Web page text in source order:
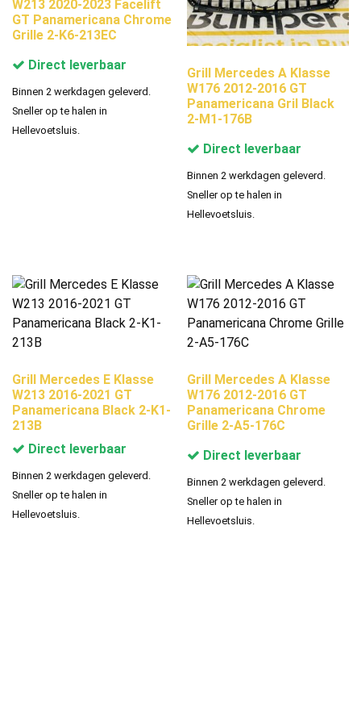
W213 2020-2023 Facelift
GT Panamericana Chrome
Grille 2-K6-213EC
Direct leverbaar
Binnen 2 werkdagen geleverd.
Sneller op te halen in
Hellevoetsluis.
Grill Mercedes A Klasse
W176 2012-2016 GT
Panamericana Gril Black
2-M1-176B
Direct leverbaar
Binnen 2 werkdagen geleverd.
Sneller op te halen in
Hellevoetsluis.
Grill Mercedes E Klasse
W213 2016-2021 GT
Panamericana Black 2-K1-
213B
Direct leverbaar
Binnen 2 werkdagen geleverd.
Sneller op te halen in
Hellevoetsluis.
Grill Mercedes A Klasse
W176 2012-2016 GT
Panamericana Chrome
Grille 2-A5-176C
Direct leverbaar
Binnen 2 werkdagen geleverd.
Sneller op te halen in
Hellevoetsluis.